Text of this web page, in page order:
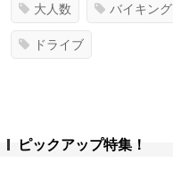
大人数 バイキング
ドライブ
ピックアップ特集！